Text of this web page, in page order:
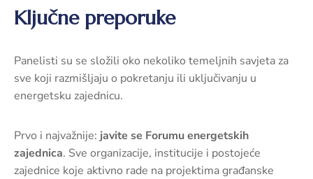
Ključne preporuke
Panelisti su se složili oko nekoliko temeljnih savjeta za
sve koji razmišljaju o pokretanju ili uključivanju u
energetsku zajednicu.
Prvo i najvažnije: javite se Forumu energetskih
zajednica. Sve organizacije, institucije i postojeće
zajednice koje aktivno rade na projektima građanske